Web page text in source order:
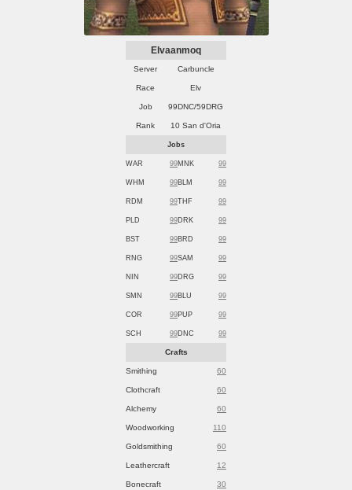
Elvaanmoq
Server Carbuncle
Race Elv
Job 99DNC/59DRG
Rank 10 San d'Oria
Jobs
WAR 99MNK 99
WHM 99BLM 99
RDM 99THF 99
PLD 99DRK 99
BST 99BRD 99
RNG 99SAM 99
NIN 99DRG 99
SMN 99BLU 99
COR 99PUP 99
SCH 99DNC 99
Crafts
Smithing 60
Clothcraft 60
Alchemy 60
Woodworking 110
Goldsmithing 60
Leathercraft 12
Bonecraft 30